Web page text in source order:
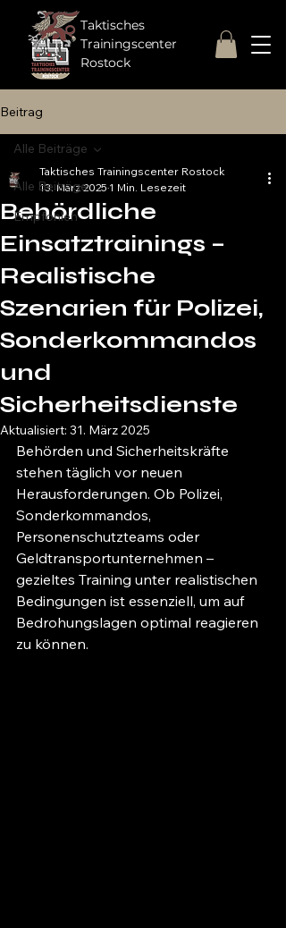
Taktisches
Trainingscenter
Rostock
Beitrag
Alle Beiträge
Empfohlen
Alle Beiträge
Behördliche
Einsatztrainings –
Realistische
Szenarien für Polizei,
Sonderkommandos
und
Sicherheitsdienste
Taktisches Trainingscenter Rostock
13. März 2025 1 Min. Lesezeit
Aktualisiert: 31. März 2025
Behörden und Sicherheitskräfte
stehen täglich vor neuen
Herausforderungen. Ob Polizei,
Sonderkommandos,
Personenschutzteams oder
Geldtransportunternehmen –
gezieltes Training unter realistischen
Bedingungen ist essenziell, um auf
Bedrohungslagen optimal reagieren
zu können.